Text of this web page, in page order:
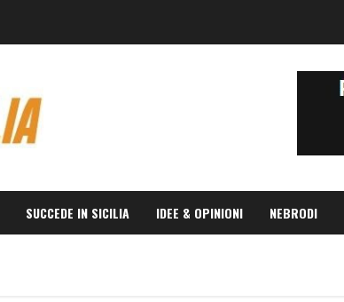
SUCCEDE IN SICILIA IDEE & OPINIONI NEBRODI